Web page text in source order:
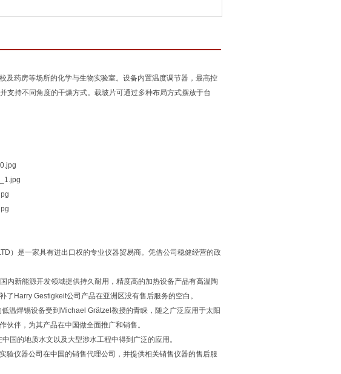
及药房等场所的化学与生物实验室。设备内置温度调节器，最高控
支持不同角度的干燥方式。载玻片可通过多种布局方式摆放于台
）是一家具有进出口权的专业仪器贸易商。凭借公司稳健经营的政
新能源开发领域提供持久耐用，精度高的加热设备产品有高温陶
Harry Gestigkeit公司产品在亚洲区没有售后服务的空白。
温焊锡设备受到Michael Grätzel教授的青睐，随之广泛应用于太阳
伴，为其产品在中国做全面推广和销售。
国的地质水文以及大型涉水工程中得到广泛的应用。
验仪器公司在中国的销售代理公司，并提供相关销售仪器的售后服